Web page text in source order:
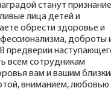
станут
лица детей и
обрести здоровье и
доброты
предверии
всем сотрудникам
вам и вашим
вниманием, любовью